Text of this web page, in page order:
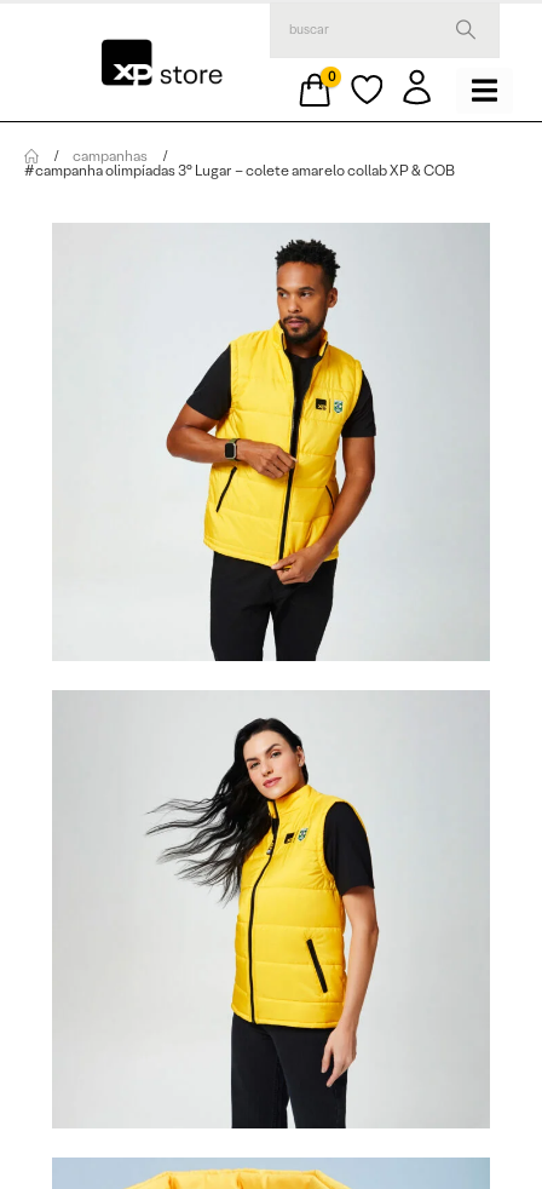
0
campanhas
#campanha olimpíadas 3° Lugar – colete amarelo collab XP & COB